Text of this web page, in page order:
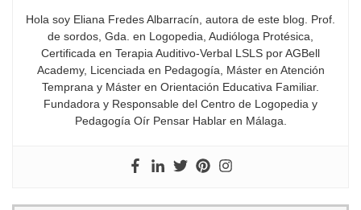
Hola soy Eliana Fredes Albarracín, autora de este blog. Prof.
de sordos, Gda. en Logopedia, Audióloga Protésica,
Certificada en Terapia Auditivo-Verbal LSLS por AGBell
Academy, Licenciada en Pedagogía, Máster en Atención
Temprana y Máster en Orientación Educativa Familiar.
Fundadora y Responsable del Centro de Logopedia y
Pedagogía Oír Pensar Hablar en Málaga.